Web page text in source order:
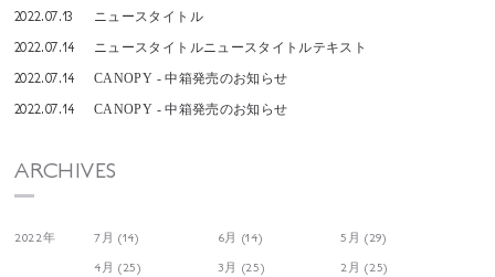
2022.07.13 ニュースタイトル
2022.07.14 ニュースタイトルニュースタイトルテキスト
2022.07.14 CANOPY - 中箱発売のお知らせ
2022.07.14 CANOPY - 中箱発売のお知らせ
ARCHIVES
2022年 7月 (14) 6月 (14)
5月 (29)
4月 (25)
3月 (25)
2月 (25)